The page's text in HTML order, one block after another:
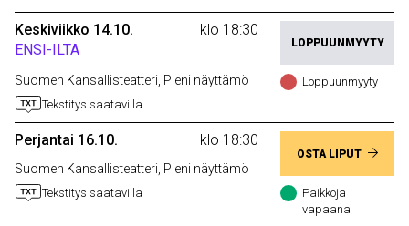
Keskiviikko 14.10.
klo 18:30
ENSI-ILTA
Suomen Kansallisteatteri, Pieni näyttämö
Tekstitys saatavilla
LOPPUUNMYYTY
Loppuunmyyty
Perjantai 16.10. klo 18:30
Suomen Kansallisteatteri, Pieni näyttämö
Tekstitys saatavilla
OSTA LIPUT
Paikkoja
vapaana